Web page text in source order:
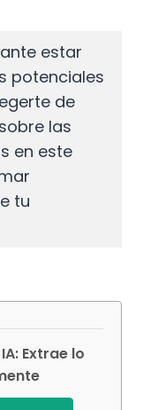
estar
potenciales
de
las
en este
tu
IA: Extrae lo